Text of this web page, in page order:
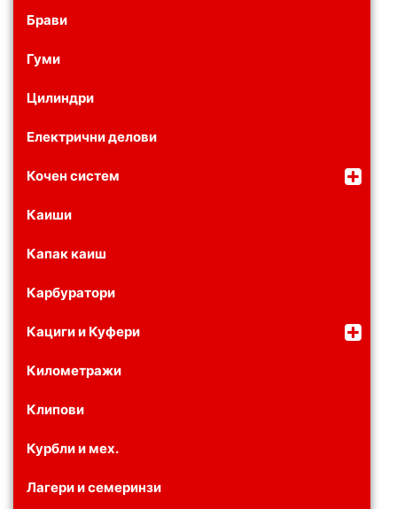
Брави
Гуми
Цилиндри
Електрични делови
Кочен систем
Каиши
Капак каиш
Карбуратори
Кациги и Куфери
Километражи
Клипови
Курбли и мех.
Лагери и семеринзи